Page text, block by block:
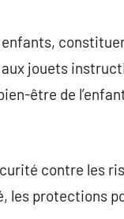
jouets
être de
contre les
les protections